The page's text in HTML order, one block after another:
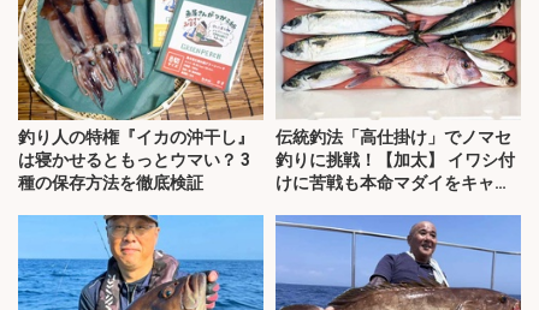
釣り人の特権『イカの沖干し』
は寝かせるともっとウマい？ 3
種の保存方法を徹底検証
伝統釣法「高仕掛け」でノマセ
釣りに挑戦！【加太】 イワシ付
けに苦戦も本命マダイをキャッ